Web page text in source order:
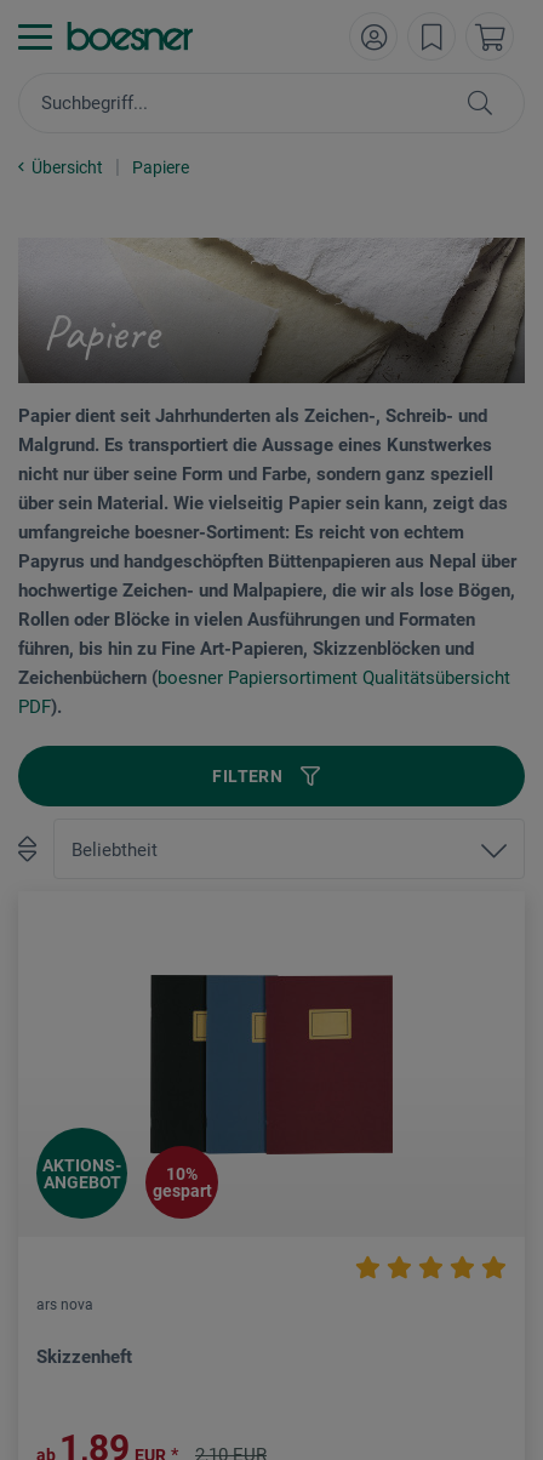
Übersicht Papiere
Papiere
Papier dient seit Jahrhunderten als Zeichen-, Schreib- und
Malgrund. Es transportiert die Aussage eines Kunstwerkes
nicht nur über seine Form und Farbe, sondern ganz speziell
über sein Material. Wie vielseitig Papier sein kann, zeigt das
umfangreiche boesner-Sortiment: Es reicht von echtem
Papyrus und handgeschöpften Büttenpapieren aus Nepal über
hochwertige Zeichen- und Malpapiere, die wir als lose Bögen,
Rollen oder Blöcke in vielen Ausführungen und Formaten
führen, bis hin zu Fine Art-Papieren, Skizzenblöcken und
Zeichenbüchern (boesner Papiersortiment Qualitätsübersicht
PDF).
FILTERN
AKTIONS-
ANGEBOT
10%
gespart
ars nova
Skizzenheft
ab 1,89 EUR * 2,10 EUR